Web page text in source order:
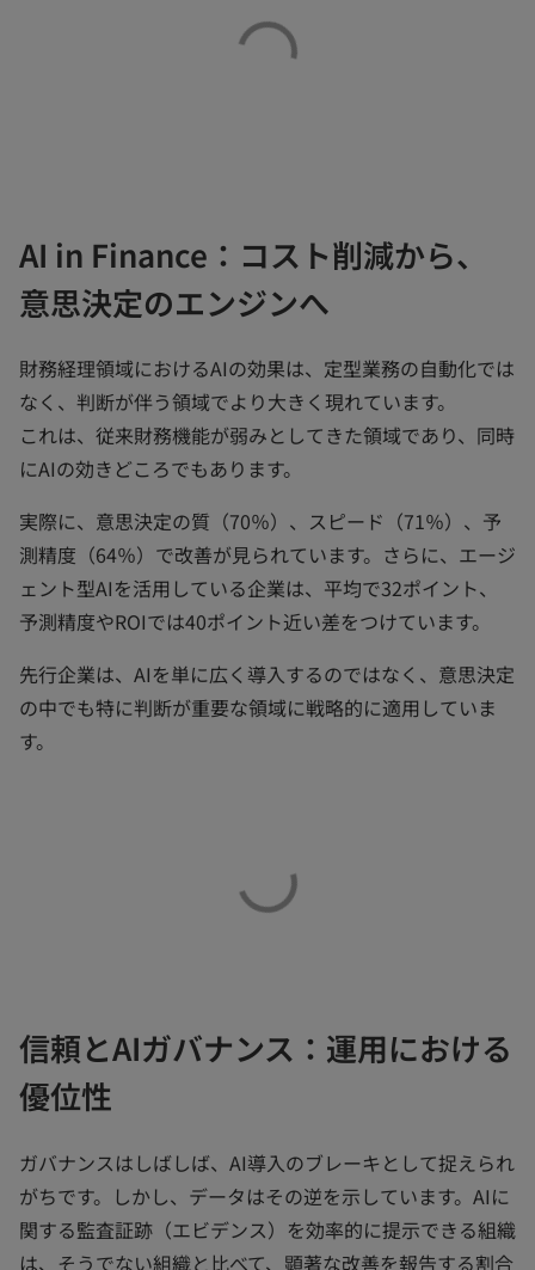
AI in Finance：コスト削減から、
意思決定のエンジンへ
財務経理領域におけるAIの効果は、定型業務の自動化では
なく、判断が伴う領域でより大きく現れています。
これは、従来財務機能が弱みとしてきた領域であり、同時
にAIの効きどころでもあります。
実際に、意思決定の質（70％）、スピード（71％）、予
測精度（64％）で改善が見られています。さらに、エージ
ェント型AIを活用している企業は、平均で32ポイント、
予測精度やROIでは40ポイント近い差をつけています。
先行企業は、AIを単に広く導入するのではなく、意思決定
の中でも特に判断が重要な領域に戦略的に適用していま
す。
信頼とAIガバナンス：運用における
優位性
ガバナンスはしばしば、AI導入のブレーキとして捉えられ
がちです。しかし、データはその逆を示しています。AIに
関する監査証跡（エビデンス）を効率的に提示できる組織
は、そうでない組織と比べて、顕著な改善を報告する割合